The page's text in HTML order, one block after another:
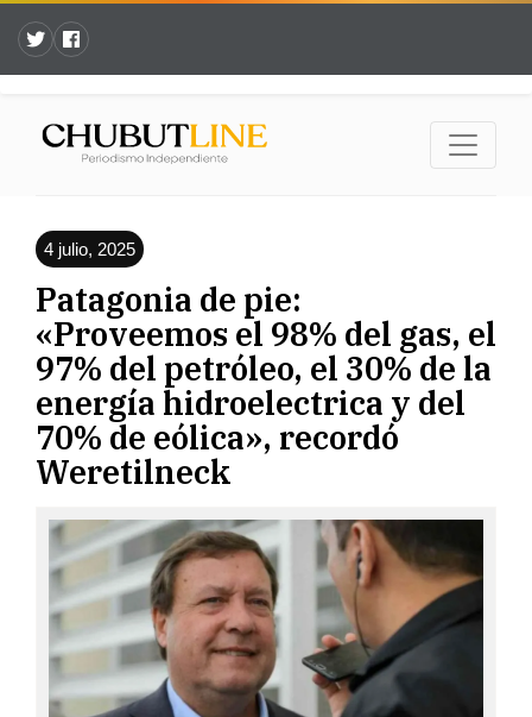
4 julio, 2025
Patagonia de pie:
«Proveemos el 98% del gas, el
97% del petróleo, el 30% de la
energía hidroelectrica y del
70% de eólica», recordó
Weretilneck